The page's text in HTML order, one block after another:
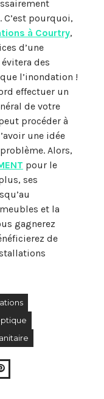
C’est pourquoi,
à Courtry,
d’une
des
l’inondation !
effectuer un
de votre
procéder à
une idée
Alors,
pour le
ses
et la
gagnerez
de
Pinterest